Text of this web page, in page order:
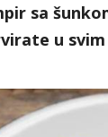
sa
u